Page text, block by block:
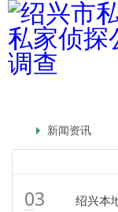
新闻资讯
03
绍兴本